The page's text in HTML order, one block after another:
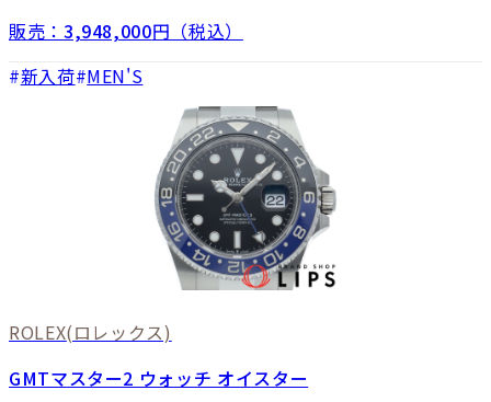
販売： 3,948,000円（税込）
新入荷 MEN'S
ROLEX(ロレックス)
GMTマスター2 ウォッチ オイスター